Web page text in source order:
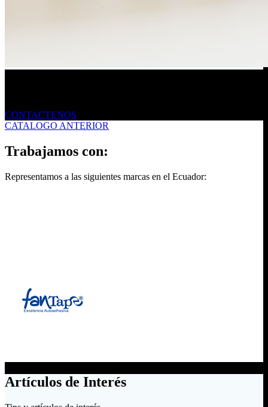
CONTACTENOS
CATALOGO ANTERIOR
Trabajamos con:
Representamos a las siguientes marcas en el Ecuador:
Artículos de Interés